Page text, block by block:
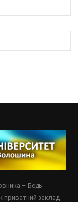
– Бедь
приватний заклад